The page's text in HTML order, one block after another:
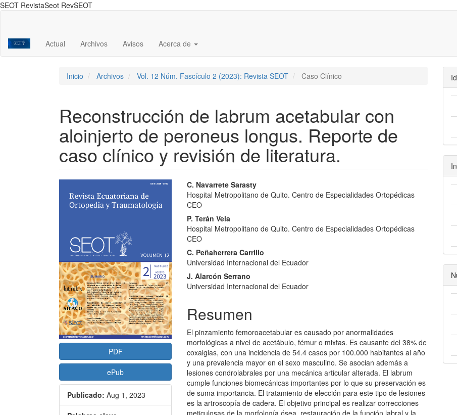
SEOT RevistaSeot RevSEOT
principal
Barra
Actual Archivos Avisos Acerca de
Inicio Archivos Vol. 12 Núm. Fascículo 2 (2023): Revista SEOT Caso Clínico
Reconstrucción de labrum acetabular con
aloinjerto de peroneus longus. Reporte de
caso clínico y revisión de literatura.
Barra
lateral
artículo
PDF
ePub
Publicado: Aug 1, 2023
Contenido
principal
del
artículo
C. Navarrete Sarasty
Hospital Metropolitano de Quito. Centro de Especialidades Ortopédicas
CEO
P. Terán Vela
Hospital Metropolitano de Quito. Centro de Especialidades Ortopédicas
CEO
C. Peñaherrera Carrillo
Universidad Internacional del Ecuador
J. Alarcón Serrano
Universidad Internacional del Ecuador
Resumen
El pinzamiento femoroacetabular es causado por anormalidades
morfológicas a nivel de acetábulo, fémur o mixtas. Es causante del 38% de
coxalgias, con una incidencia de 54.4 casos por 100.000 habitantes al año
y una prevalencia mayor en el sexo masculino. Se asocian además a
lesiones condrolabrales por una mecánica articular alterada. El labrum
cumple funciones biomecánicas importantes por lo que su preservación es
de suma importancia. El tratamiento de elección para este tipo de lesiones
es la artroscopía de cadera. El objetivo principal es realizar correcciones
meticulosas de la morfología ósea, restauración de la función labral y la